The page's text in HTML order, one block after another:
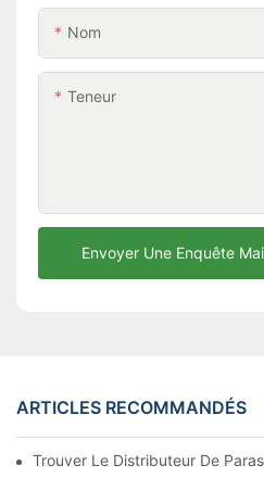
Nom
Teneur
Envoyer Une Enquête
ARTICLES RECOMMANDÉS
Trouver Le Distributeur De